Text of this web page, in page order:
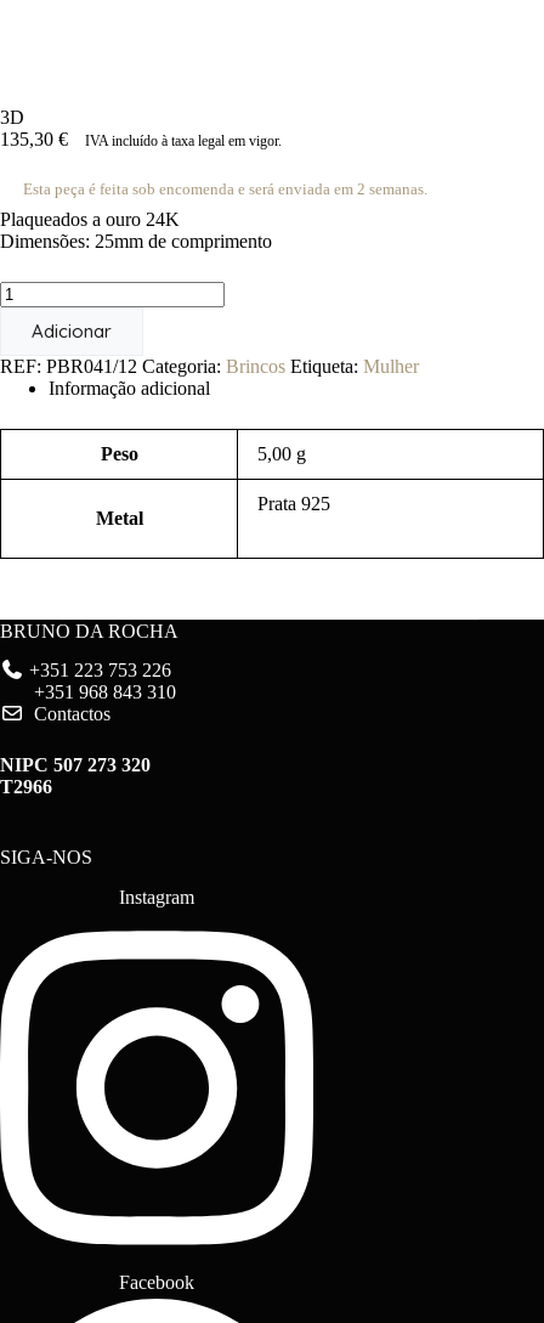
3D
135,30 € IVA incluído à taxa legal em vigor.
Esta peça é feita sob encomenda e será enviada em 2 semanas.
Plaqueados a ouro 24K
Dimensões: 25mm de comprimento
Quantidade
de
Adicionar
REF: PBR041/12 Categoria: Brincos Etiqueta: Mulher
Informação adicional
Peso 5,00 g
Metal
Prata 925
BRUNO DA ROCHA
+351 223 753 226
+351 968 843 310
Contactos
NIPC 507 273 320
T2966
SIGA-NOS
Instagram
Facebook